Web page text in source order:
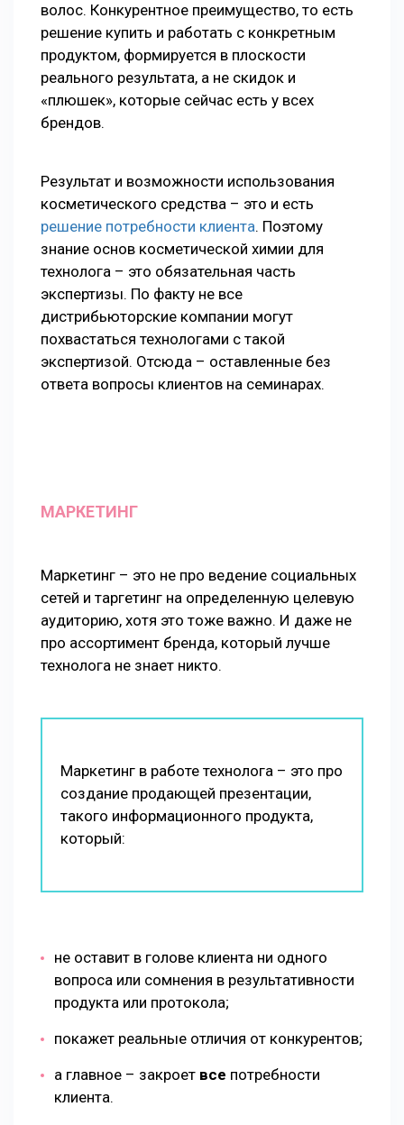
волос. Конкурентное преимущество, то есть
решение купить и работать с конкретным
продуктом, формируется в плоскости
реального результата, а не скидок и
«плюшек», которые сейчас есть у всех
брендов.
Результат и возможности использования
косметического средства – это и есть
решение потребности клиента. Поэтому
знание основ косметической химии для
технолога – это обязательная часть
экспертизы. По факту не все
дистрибьюторские компании могут
похвастаться технологами с такой
экспертизой. Отсюда – оставленные без
ответа вопросы клиентов на семинарах.
МАРКЕТИНГ
Маркетинг – это не про ведение социальных
сетей и таргетинг на определенную целевую
аудиторию, хотя это тоже важно. И даже не
про ассортимент бренда, который лучше
технолога не знает никто.
Маркетинг в работе технолога – это про
создание продающей презентации,
такого информационного продукта,
который:
не оставит в голове клиента ни одного
вопроса или сомнения в результативности
продукта или протокола;
покажет реальные отличия от конкурентов;
а главное – закроет все потребности
клиента.